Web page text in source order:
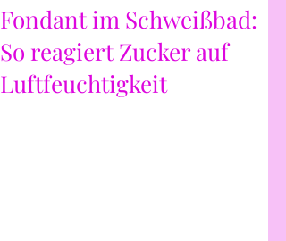
Fondant im Schweißbad:
So reagiert Zucker auf
Luftfeuchtigkeit